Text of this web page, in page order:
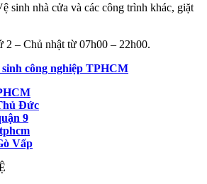
sinh nhà cửa và các công trình khác, giặt
2 – Chủ nhật từ 07h00 – 22h00.
sinh công nghiệp TPHCM
Đức
9
Vấp